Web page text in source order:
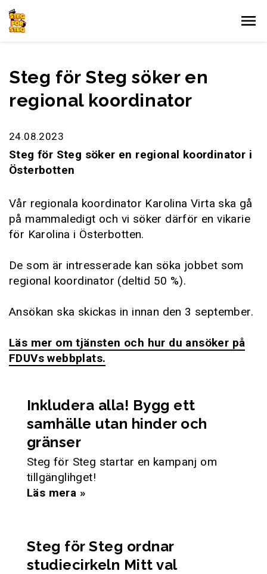
Gå till innehållet
Steg för Steg söker en
regional koordinator
24.08.2023
Steg för Steg söker en regional koordinator i
Österbotten
Vår regionala koordinator Karolina Virta ska gå
på mammaledigt och vi söker därför en vikarie
för Karolina i Österbotten.
De som är intresserade kan söka jobbet som
regional koordinator (deltid 50 %).
Ansökan ska skickas in innan den 3 september.
Läs mer om tjänsten och hur du ansöker på
FDUVs webbplats.
Inkludera alla! Bygg ett
samhälle utan hinder och
gränser
Steg för Steg startar en kampanj om
tillgänglihget!
Läs mera »
Steg för Steg ordnar
studiecirkeln Mitt val